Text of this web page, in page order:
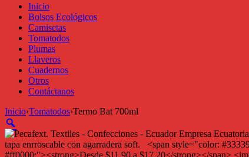
Inicio
Bolsos Ecológicos
Camisetas
Tomatodos
Plumas
Llaveros
Cuadernos
Otros
Contáctanos
Inicio›Tomatodos›Termo Bat 700ml